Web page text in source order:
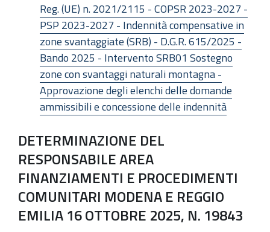
Reg. (UE) n. 2021/2115 - COPSR 2023-2027 -
PSP 2023-2027 - Indennità compensative in
zone svantaggiate (SRB) - D.G.R. 615/2025 -
Bando 2025 - Intervento SRB01 Sostegno
zone con svantaggi naturali montagna -
Approvazione degli elenchi delle domande
ammissibili e concessione delle indennità
DETERMINAZIONE DEL
RESPONSABILE AREA
FINANZIAMENTI E PROCEDIMENTI
COMUNITARI MODENA E REGGIO
EMILIA 16 OTTOBRE 2025, N. 19843